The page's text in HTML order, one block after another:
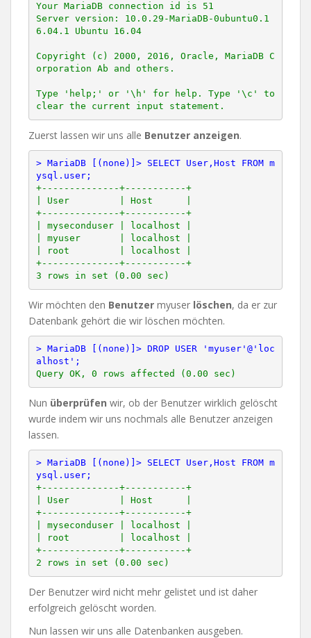
Your MariaDB connection id is 51
Server version: 10.0.29-MariaDB-0ubuntu0.1
6.04.1 Ubuntu 16.04
Copyright (c) 2000, 2016, Oracle, MariaDB C
orporation Ab and others.
Type 'help;' or '\h' for help. Type '\c' to
Zuerst lassen wir uns alle Benutzer anzeigen.
> MariaDB [(none)]> SELECT User,Host FROM m
ysql.user;
+--------------+-----------+
| User         | Host      |
+--------------+-----------+
| myseconduser | localhost |
| myuser       | localhost |
| root         | localhost |
+--------------+-----------+
Wir möchten den Benutzer myuser löschen, da er zur
Datenbank gehört die wir löschen möchten.
> MariaDB [(none)]> DROP USER 'myuser'@'loc
alhost';
Nun überprüfen wir, ob der Benutzer wirklich gelöscht
wurde indem wir uns nochmals alle Benutzer anzeigen
lassen.
> MariaDB [(none)]> SELECT User,Host FROM m
ysql.user;
+--------------+-----------+
| User         | Host      |
+--------------+-----------+
| myseconduser | localhost |
| root         | localhost |
+--------------+-----------+
Der Benutzer wird nicht mehr gelistet und ist daher
erfolgreich gelöscht worden.
Nun lassen wir uns alle Datenbanken ausgeben.